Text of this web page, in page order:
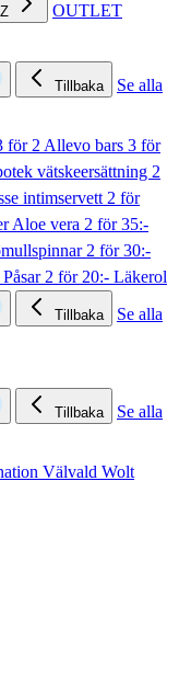
OUTLET
Tillbaka
Se alla
för 2 Allevo bars 3 för
vätskeersättning 2
intimservett2 för
Aloe vera 2 för 35:-
2 för 30:-
2 för 20:- Läkerol
Tillbaka
Se alla
Tillbaka
Se alla
Välvald Wolt